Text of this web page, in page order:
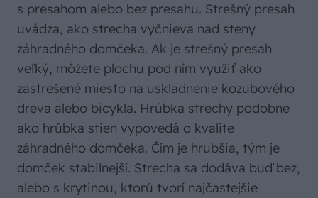
s presahom alebo bez presahu. Strešný presah
uvádza, ako strecha vyčnieva nad steny
záhradného domčeka. Ak je strešný presah
veľký, môžete plochu pod ním využiť ako
zastrešené miesto na uskladnenie kozubového
dreva alebo bicykla. Hrúbka strechy podobne
ako hrúbka stien vypovedá o kvalite
záhradného domčeka. Čím je hrubšia, tým je
domček stabilnejší. Strecha sa dodáva buď bez,
alebo s krytinou, ktorú tvorí najčastejšie